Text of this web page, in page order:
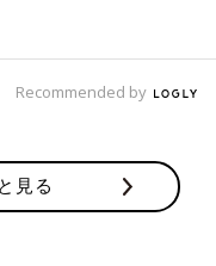
がコンセプトです。
球に配慮した環境に配
Recommended by
見る